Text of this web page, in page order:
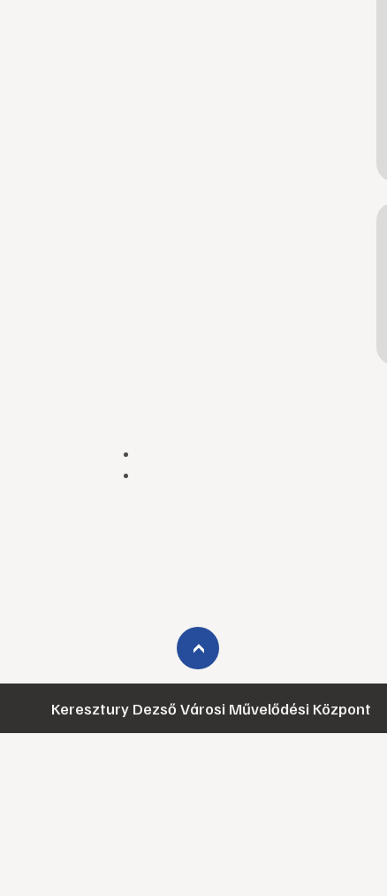
›
Keresztury Dezső Városi Művelődési Központ